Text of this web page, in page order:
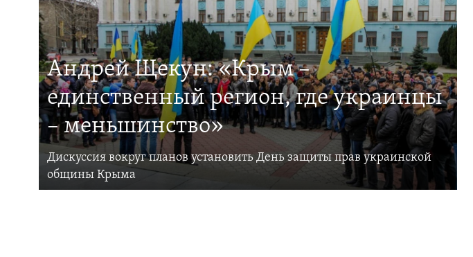
Андрей Щекун: «Крым –
единственный регион, где украинцы
– меньшинство»
Дискуссия вокруг планов установить День защиты прав украинской
общины Крыма